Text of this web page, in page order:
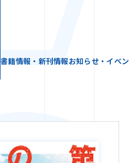
書籍情報・新刊情報お知らせ・イベン